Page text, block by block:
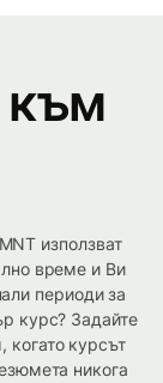
към
използват
време и Ви
периоди за
курс? Задайте
курсът
никога